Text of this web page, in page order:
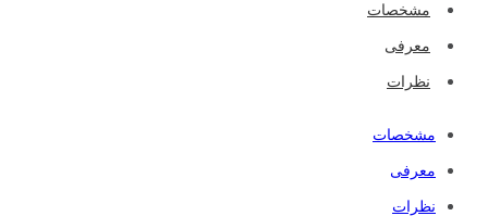
مشخصات
معرفی
نظرات
مشخصات
معرفی
نظرات